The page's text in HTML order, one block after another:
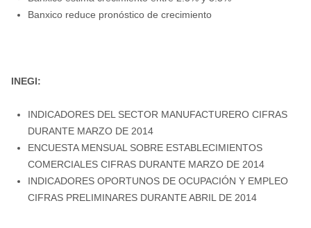
Banxico reduce pronóstico de crecimiento
INEGI:
INDICADORES DEL SECTOR MANUFACTURERO CIFRAS
DURANTE MARZO DE 2014
ENCUESTA MENSUAL SOBRE ESTABLECIMIENTOS
COMERCIALES CIFRAS DURANTE MARZO DE 2014
INDICADORES OPORTUNOS DE OCUPACIÓN Y EMPLEO
CIFRAS PRELIMINARES DURANTE ABRIL DE 2014